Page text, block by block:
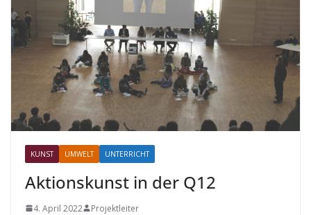
KUNST UMWELT UNTERRICHT
Aktionskunst in der Q12
4. April 2022 Projektleiter